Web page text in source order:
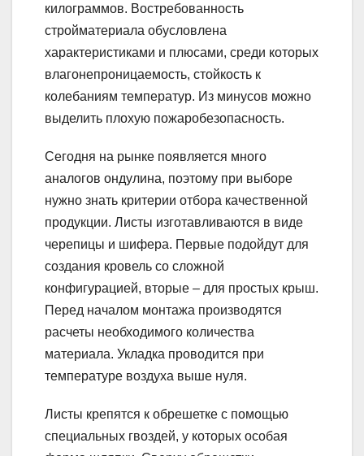
килограммов. Востребованность
стройматериала обусловлена
характеристиками и плюсами, среди которых
влагонепроницаемость, стойкость к
колебаниям температур. Из минусов можно
выделить плохую пожаробезопасность.
Сегодня на рынке появляется много
аналогов ондулина, поэтому при выборе
нужно знать критерии отбора качественной
продукции. Листы изготавливаются в виде
черепицы и шифера. Первые подойдут для
создания кровель со сложной
конфигурацией, вторые – для простых крыш.
Перед началом монтажа производятся
расчеты необходимого количества
материала. Укладка проводится при
температуре воздуха выше нуля.
Листы крепятся к обрешетке с помощью
специальных гвоздей, у которых особая